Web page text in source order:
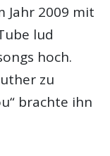
2009 mit
lud
hoch.
zu
brachte ihn